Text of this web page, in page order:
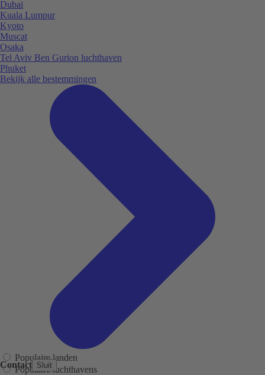
Contact Sluit
Dubai
Kuala Lumpur
Kyoto
Muscat
Osaka
Tel Aviv Ben Gurion luchthaven
Phuket
Bekijk alle bestemmingen
Populaire landen
Populaire luchthavens